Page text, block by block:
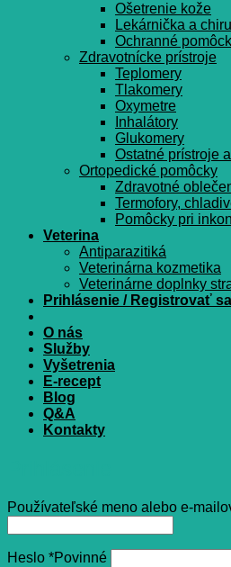
Ošetrenie kože
Lekárnička a
Ochranné
Zdravotnícke prístroje
Teplomery
Tlakomery
Oxymetre
Inhalátory
Glukomery
Ostatné prístroje
Ortopedické pomôcky
Zdravotné
Termofory,
Pomôcky pri
Veterina
Antiparazitiká
Veterinárna kozmetika
Veterinárne doplnky
Prihlásenie / Registrovať sa
O nás
Služby
Vyšetrenia
E-recept
Blog
Q&A
Kontakty
Používateľské meno alebo e-
Heslo *Povinné